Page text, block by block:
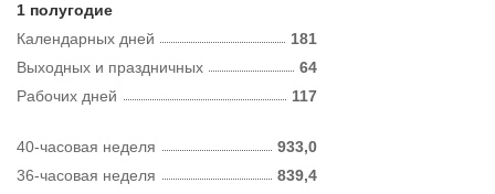
1 полугодие
Календарных дней
181
Рабочих дней 117
Выходных и праздничных 64
40-часовая неделя
933,0
36-часовая неделя
839,4